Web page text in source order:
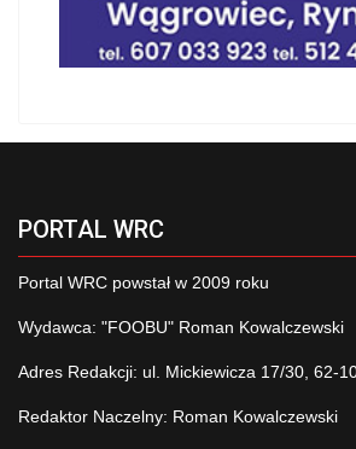
PORTAL WRC
Portal WRC powstał w 2009 roku
Wydawca: "FOOBU" Roman Kowalczewski
Adres Redakcji: ul. Mickiewicza 17/30, 62-
Redaktor Naczelny: Roman Kowalczewski